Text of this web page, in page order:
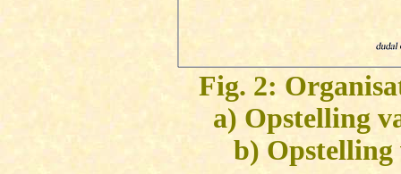
Fig. 2:
a) Opstelling
b) Opstelling